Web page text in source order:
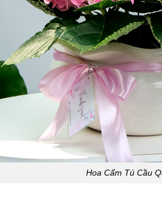
Hoa Cẩm Tú Cầu